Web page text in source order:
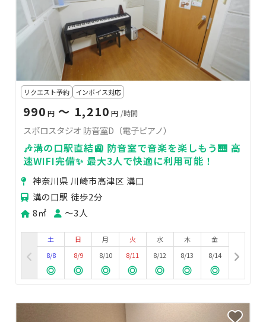
リクエスト予約 インボイス対応
990 円 〜 1,210 円 /時間
スポロスタジオ 防音室D（電子ピアノ）
🎶溝の口駅直結🚉 防音室で音楽を楽しもう🎹 高
速WIFI完備✨ 最大3人で快適に利用可能！
神奈川県 川崎市高津区 溝口
溝の口駅 徒歩2分
8㎡
〜3人
土
8/8
日
8/9
月
8/10
火
8/11
水
8/12
木
8/13
金
8/14